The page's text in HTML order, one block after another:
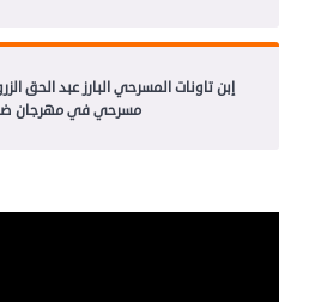
إبن تاونات المسرحي البارز عبد الحق
مسرحي في مهرجان